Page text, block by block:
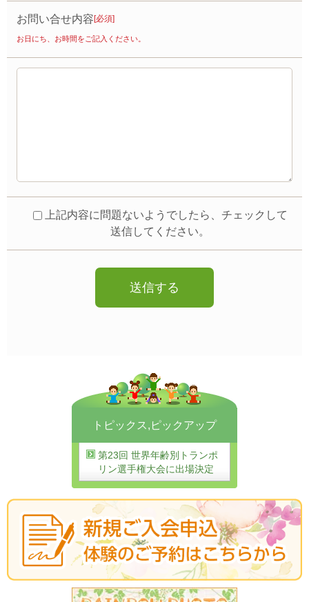
お問い合せ内容 [必須]
お日にち、お時間をご記入ください。
上記内容に問題ないようでしたら、チェックして
送信してください。
トピックス , ピックアップ
第23回 世界年齢別トランポ
リン選手権大会に出場決定